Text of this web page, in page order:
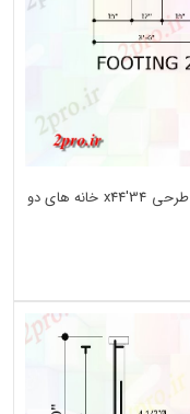
دانلود نقشه جزئیات پایه جزئیات جای پای برای طرحی 34'x44 خانه های دو